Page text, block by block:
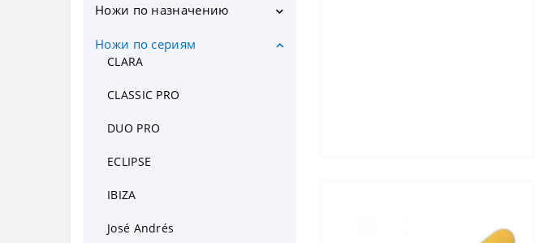
Ножи по назначению
Шеф ножи
Ножи для чистки овощей и
Набор ножей для чистки
Ножи по сериям
CLARA
CLASSIC PRO
DUO PRO
ECLIPSE
IBIZA
José Andrés